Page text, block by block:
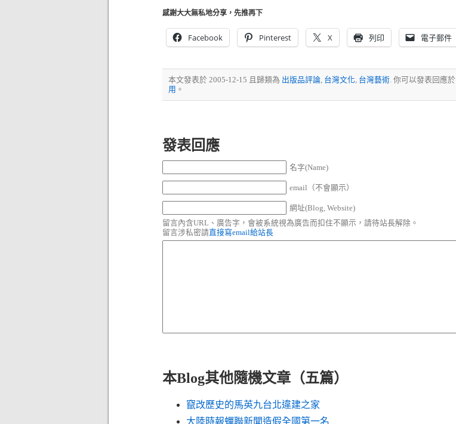
感謝大大無私地分享，先推再下
Facebook Pinterest X 列印 電子郵件
本文發表於 2005-12-15 且歸類為 出版品評論, 台灣文化, 台灣藝術. 你可以發表回應於
用 。
發表回應
名字(Name)
email（不會顯示）
網址(Blog, Website)
留言內含URL、廣告字，會被系統視為廣告而扣住不顯示，請待站長解除。
留言涉私密請直接寫email給站長
本Blog其他隨機文章（五篇）
竄改歷史的馬英九台北違建之家
大陸時報蟬聯新聞造假全國第一名